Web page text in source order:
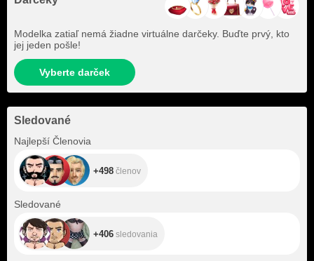
Modelka zatiaľ nemá žiadne virtuálne darčeky. Buďte prvý, kto
jej jeden pošle!
Vyberte darček
Sledované
Najlepší Členovia
+498 členov
Sledované
+406 sledovania